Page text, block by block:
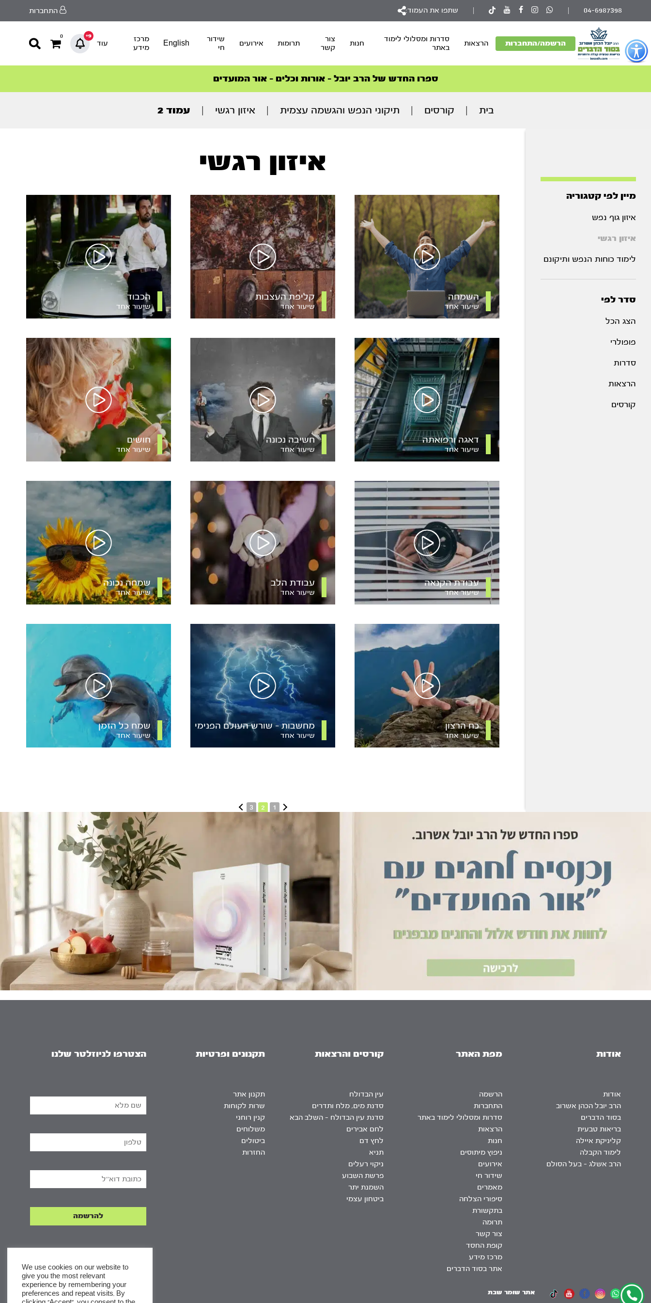
כפתור
לפתיחת
תפריט
נגישות
04-6987398 שתפו את העמוד: התחברות
הרשמה/התחברות הרצאות
סדרות ומסלולי לימוד
באתר
חנות
צור
קשר
תרומות אירועים
שידור
חי
English
מרכז
מידע
עוד
9+
0
סדרות הפודקאסטים
הסדרה המובילה החודש – דרך המלך
ספרו החדש של הרב יובל – אורות וכלים – אור המועדים
הצטרפו למהפכת הבריאות הטבעית >
סדרות הפודקאסטים
הסדרה המובילה החודש – דרך המלך
בית קורסים תיקוני הנפש והגשמה עצמית איזון רגשי עמוד 2
מיין לפי קטגוריה
איזון גוף נפש
איזון רגשי
לימוד כוחות הנפש ותיקונם
סדר לפי
הצג הכל
פופולרי
סדרות
הרצאות
קורסים
איזון רגשי
השמחה
שיעור אחד
קליפת העצבות
שיעור אחד
הכבוד
שיעור אחד
דאגה ורפואתה
שיעור אחד
חשיבה נכונה
שיעור אחד
חושים
שיעור אחד
עבודת הקנאה
שיעור אחד
עבודת הלב
שיעור אחד
שמחה נכונה
שיעור אחד
כח הרצון
שיעור אחד
מחשבות – שורש העולם הפנימי
שיעור אחד
שמח כל הזמן
שיעור אחד
1
2
3
אודות
אודות
הרב יובל הכהן אשרוב
בסוד הדברים
בריאות טבעית
קליניקת איילה
לימוד הקבלה
הרב אשלג – בעל הסולם
מפת האתר
הרשמה
התחברות
סדרות ומסלולי לימוד באתר
הרצאות
חנות
ניפוץ מיתוסים
אירועים
שידור חי
מאמרים
סיפורי הצלחה
בתקשורת
תרומה
צור קשר
קופת החסד
מרכז מידע
אתר בסוד הדברים
קורסים והרצאות
עין הבדולח
סדנת מים, מלח ותדרים
סדנת עין הבדולח – השלב הבא
לחם אבירים
לחץ דם
תניא
ניקוי רעלים
פרשת השבוע
השמנת יתר
ביטחון עצמי
תקנונים ופרטיות
תקנון אתר
שרות לקוחות
קנין רוחני
משלוחים
ביטולים
החזרות
הצטרפו לניוזלטר שלנו
אתר שומר שבת
We use cookies on our website to
give you the most relevant
experience by remembering your
preferences and repeat visits. By
x